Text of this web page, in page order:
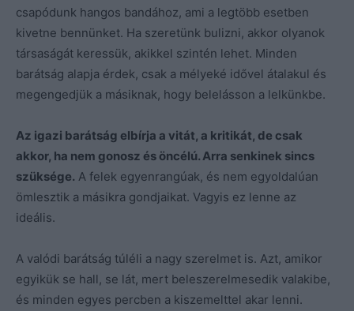
csapódunk hangos bandához, ami a legtöbb esetben
kivetne bennünket. Ha szeretünk bulizni, akkor olyanok
társaságát keressük, akikkel szintén lehet. Minden
barátság alapja érdek, csak a mélyeké idővel átalakul és
megengedjük a másiknak, hogy belelásson a lelkünkbe.
Az igazi barátság elbírja a vitát, a kritikát, de csak
akkor, ha nem gonosz és öncélú. Arra senkinek sincs
szüksége. A felek egyenrangúak, és nem egyoldalúan
ömlesztik a másikra gondjaikat. Vagyis ez lenne az
ideális.
A valódi barátság túléli a nagy szerelmet is. Azt, amikor
egyikük se hall, se lát, mert beleszerelmesedik valakibe,
és minden egyes percben a kiszemelttel akar lenni.